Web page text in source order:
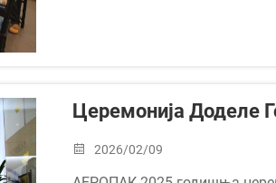
Церемонија Доделе
2026/02/09